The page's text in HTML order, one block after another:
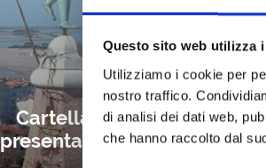
Questo sito web utilizza
Utilizziamo i cookie per
nostro traffico.
di analisi dei dati web,
che hanno raccolto dal
Cartella stampa -
presentazione Grado